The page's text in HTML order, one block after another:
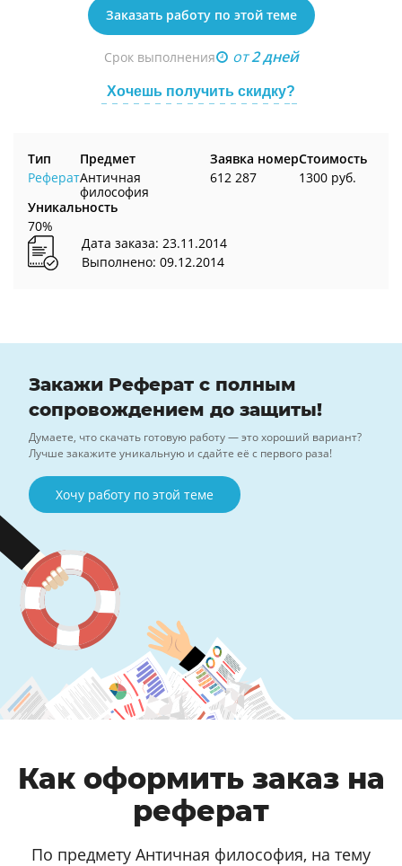
Заказать работу по этой теме
Срок выполнения от2 дней
Хочешь получить скидку?
Тип
Реферат
Предмет
Античная
философия
Заявка номер
612 287
Стоимость
1300 руб.
Уникальность
70%
Дата заказа: 23.11.2014
Выполнено: 09.12.2014
Закажи Реферат с полным
сопровождением до защиты!
Думаете, что скачать готовую работу — это хороший вариант?
Лучше закажите уникальную и сдайте её с первого раза!
Хочу работу по этой теме
Как оформить заказ на
реферат
По предмету Античная философия, на тему